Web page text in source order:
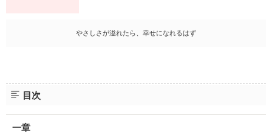
やさしさが溢れたら、幸せになれるはず
目次
一章